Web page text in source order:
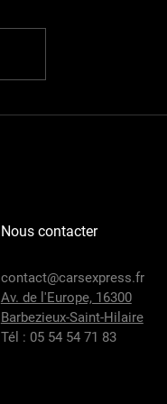
Nous contacter
contact@carsexpress.fr
Av. de l'Europe, 16300
Barbezieux-Saint-Hilaire
Tél : 05 54 54 71 83